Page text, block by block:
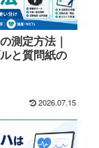
測定方法｜
と質問紙の
2026.07.15